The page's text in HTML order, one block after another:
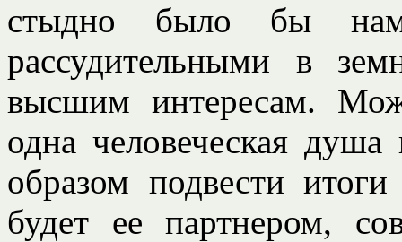
стыдно было бы
рассудительными в
высшим интересам.
одна человеческая
образом подвести
будет ее партнером,